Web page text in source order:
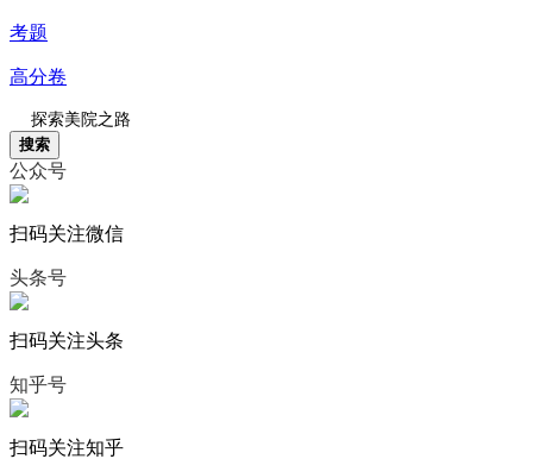
考题
高分卷
搜索
公众号
扫码关注微信
头条号
扫码关注头条
知乎号
扫码关注知乎